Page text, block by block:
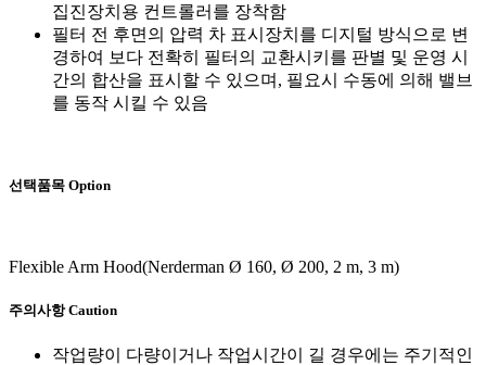
집진장치용 컨트롤러를 장착함
필터 전 후면의 압력 차 표시장치를 디지털 방식으로 변
경하여 보다 전확히 필터의 교환시키를 판별 및 운영 시
간의 합산을 표시할 수 있으며, 필요시 수동에 의해 밸브
를 동작 시킬 수 있음
선택품목 Option
Flexible Arm Hood(Nerderman Ø 160, Ø 200, 2 m, 3 m)
주의사항 Caution
작업량이 다량이거나 작업시간이 길 경우에는 주기적인